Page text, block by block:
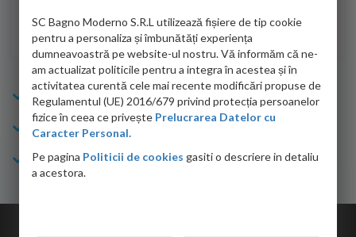
Info Bagno
Cumparaturi
Suport clienti
SC Bagno Moderno S.R.L utilizează fișiere de tip cookie
pentru a personaliza și îmbunătăți experiența
dumneavoastră pe website-ul nostru. Vă informăm că ne-
am actualizat politicile pentru a integra în acestea și în
activitatea curentă cele mai recente modificări propuse de
Regulamentul (UE) 2016/679 privind protecția persoanelor
fizice în ceea ce privește Prelucrarea Datelor cu
Caracter Personal.
Pe pagina Politicii de cookies gasiti o descriere in detaliu
a acestora.